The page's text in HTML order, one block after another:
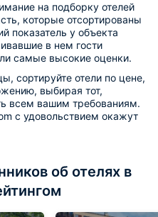
на подборку отелей
которые отсортированы
показатель у объекта
в нем гости
самые высокие оценки.
сортируйте отели по цене,
выбирая тот,
всем вашим требованиям.
с удовольствием окажут
об отелях в